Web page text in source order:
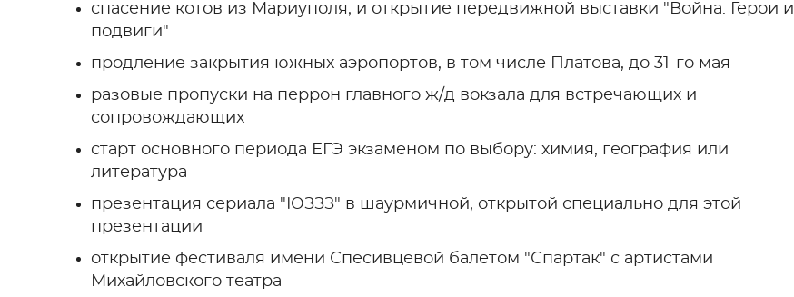
спасение котов из Мариуполя; и открытие передвижной выставки "Война. Герои и
подвиги"
продление закрытия южных аэропортов, в том числе Платова, до 31-го мая
разовые пропуски на перрон главного ж/д вокзала для встречающих и
сопровождающих
старт основного периода ЕГЭ экзаменом по выбору: химия, география или
литература
презентация сериала "ЮЗЗЗ" в шаурмичной, открытой специально для этой
презентации
открытие фестиваля имени Спесивцевой балетом "Спартак" с артистами
Михайловского театра